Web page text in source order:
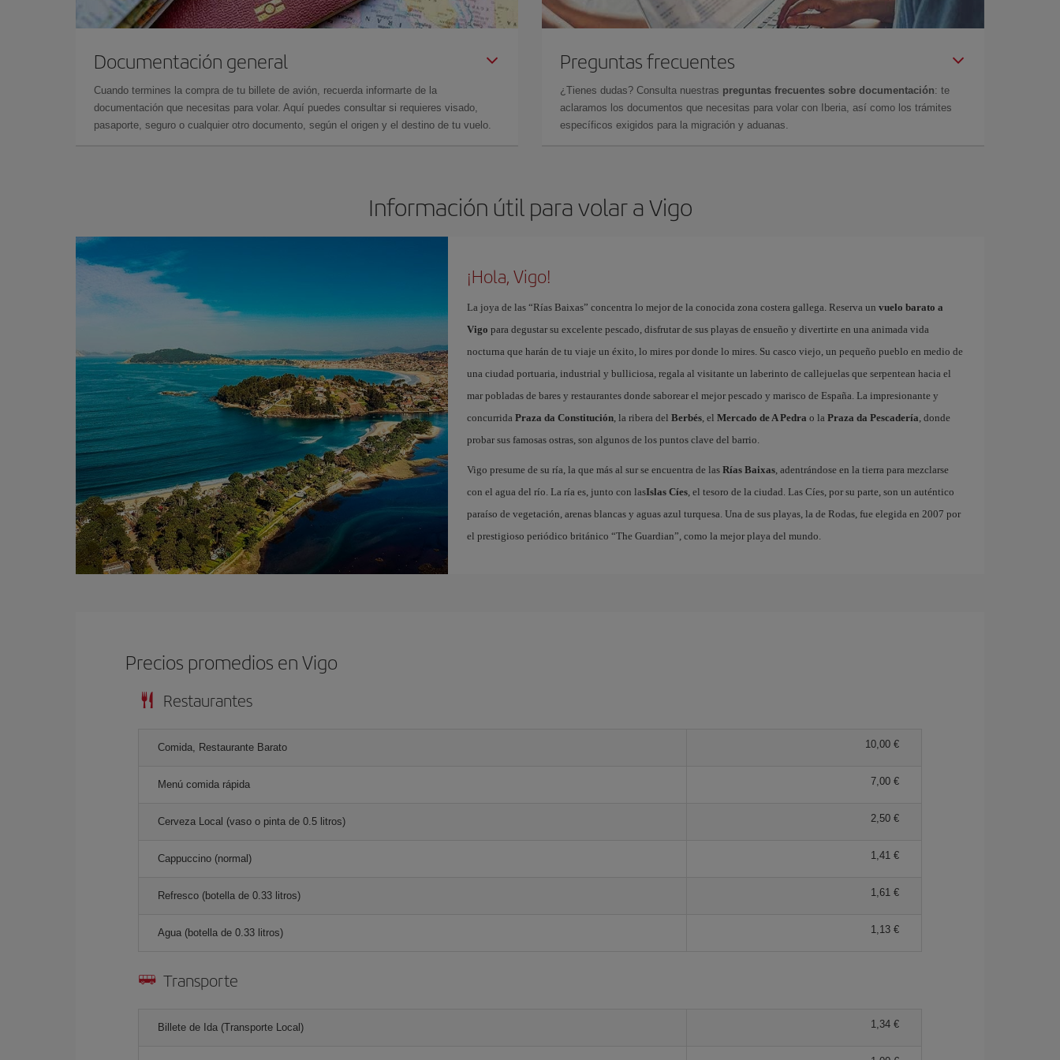
Documentación general
Cuando termines la compra de tu billete de avión, recuerda informarte de la
documentación que necesitas para volar. Aquí puedes consultar si requieres visado,
pasaporte, seguro o cualquier otro documento, según el origen y el destino de tu vuelo.
Preguntas frecuentes
¿Tienes dudas? Consulta nuestras preguntas frecuentes sobre documentación: te
aclaramos los documentos que necesitas para volar con Iberia, así como los trámites
específicos exigidos para la migración y aduanas.
Información útil para volar a Vigo
¡Hola, Vigo!
La joya de las “Rías Baixas” concentra lo mejor de la conocida zona costera gallega. Reserva un vuelo barato a
Vigo para degustar su excelente pescado, disfrutar de sus playas de ensueño y divertirte en una animada vida
nocturna que harán de tu viaje un éxito, lo mires por donde lo mires. Su casco viejo, un pequeño pueblo en medio de
una ciudad portuaria, industrial y bulliciosa, regala al visitante un laberinto de callejuelas que serpentean hacia el
mar pobladas de bares y restaurantes donde saborear el mejor pescado y marisco de España. La impresionante y
concurrida Praza da Constitución, la ribera del Berbés, el Mercado de A Pedra o la Praza da Pescadería, donde
probar sus famosas ostras, son algunos de los puntos clave del barrio.
Vigo presume de su ría, la que más al sur se encuentra de las Rías Baixas, adentrándose en la tierra para mezclarse
con el agua del río. La ría es, junto con lasIslas Cíes, el tesoro de la ciudad. Las Cíes, por su parte, son un auténtico
paraíso de vegetación, arenas blancas y aguas azul turquesa. Una de sus playas, la de Rodas, fue elegida en 2007 por
el prestigioso periódico británico “The Guardian”, como la mejor playa del mundo.
Precios promedios en Vigo
Restaurantes
Comida, Restaurante Barato 10,00 €
Menú comida rápida 7,00 €
Cerveza Local (vaso o pinta de 0.5 litros) 2,50 €
Cappuccino (normal) 1,41 €
Refresco (botella de 0.33 litros) 1,61 €
Agua (botella de 0.33 litros) 1,13 €
Transporte
Billete de Ida (Transporte Local) 1,34 €